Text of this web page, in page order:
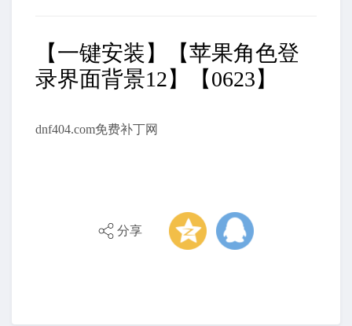
【一键安装】【苹果角色登
录界面背景12】【0623】
dnf404.com免费补丁网
分享